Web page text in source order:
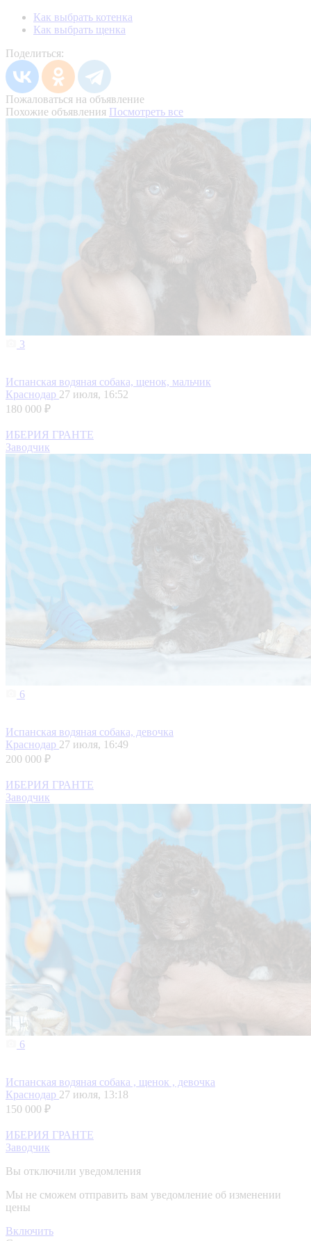
Как выбрать котенка
Как выбрать щенка
Поделиться:
Пожаловаться на объявление
Похожие объявления Посмотреть все
3
Испанская водяная собака, щенок, мальчик
Краснодар 27 июля, 16:52
180 000 ₽
ИБЕРИЯ ГРАНТЕ
Заводчик
6
Испанская водяная собака, девочка
Краснодар 27 июля, 16:49
200 000 ₽
ИБЕРИЯ ГРАНТЕ
Заводчик
6
Испанская водяная собака , щенок , девочка
Краснодар 27 июля, 13:18
150 000 ₽
ИБЕРИЯ ГРАНТЕ
Заводчик
Вы отключили уведомления
Мы не сможем отправить вам уведомление об изменении
цены
Включить